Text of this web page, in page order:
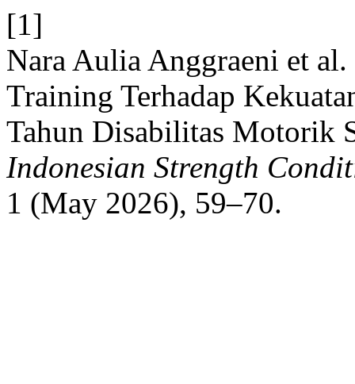
[1]
Nara Aulia Anggraeni et
Training Terhadap
Tahun Disabilitas Motorik
Indonesian Strength
1 (May 2026), 59–70.